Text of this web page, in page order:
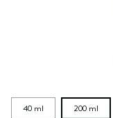
40 ml 200 ml